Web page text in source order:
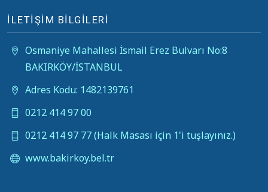
İLETİŞİM BİLGİLERİ
Osmaniye Mahallesi İsmail Erez Bulvarı No:8
BAKIRKÖY/İSTANBUL
Adres Kodu: 1482139761
0212 414 97 00
0212 414 97 77 (Halk Masası için 1'i tuşlayınız.)
www.bakirkoy.bel.tr